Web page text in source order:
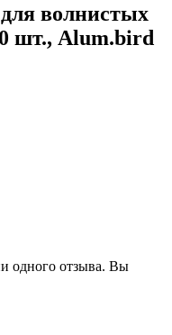
волнистых
шт., Аlum.bird
одного отзыва. Вы